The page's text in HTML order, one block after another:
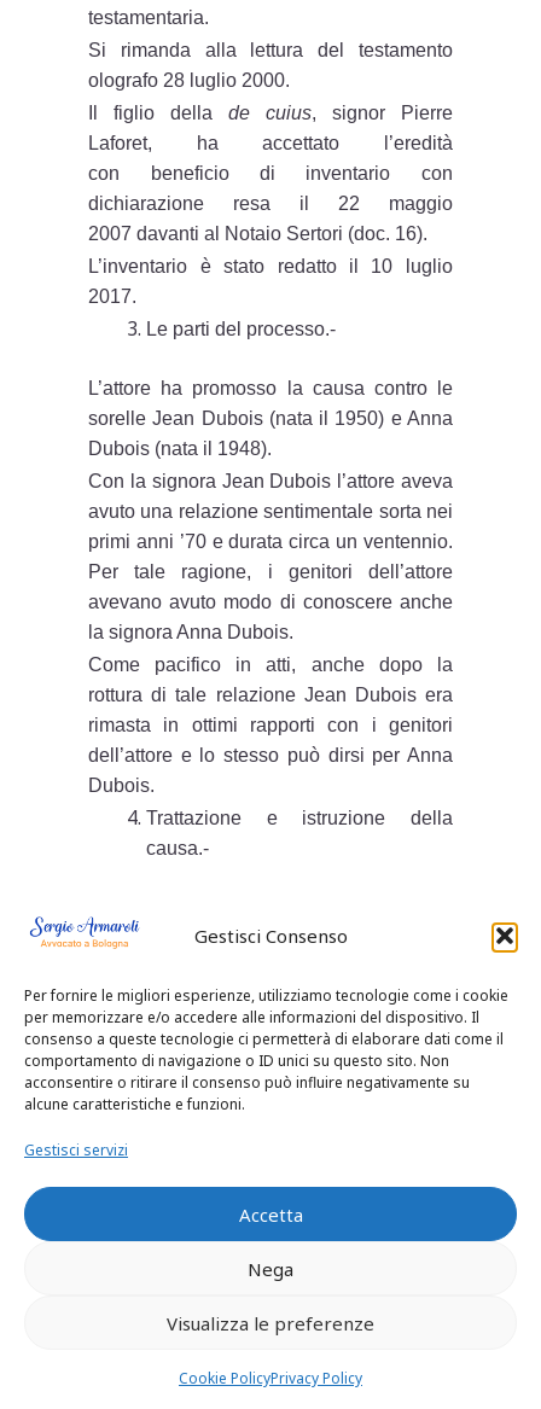
Gestisci Consenso
Per fornire le migliori esperienze, utilizziamo tecnologie come i cookie
per memorizzare e/o accedere alle informazioni del dispositivo. Il
consenso a queste tecnologie ci permetterà di elaborare dati come il
comportamento di navigazione o ID unici su questo sito. Non
acconsentire o ritirare il consenso può influire negativamente su
alcune caratteristiche e funzioni.
Gestisci servizi
Accetta
Nega
Visualizza le preferenze
Cookie PolicyPrivacy Policy
testamentaria.
Si rimanda alla lettura del testamento
olografo 28 luglio 2000.
Il figlio della de cuius, signor Pierre
Laforet, ha accettato l’eredità
con beneficio di inventario con
dichiarazione resa il 22 maggio
2007 davanti al Notaio Sertori (doc. 16).
L’inventario è stato redatto il 10 luglio
2017.
Le parti del processo.-
L’attore ha promosso la causa contro le
sorelle Jean Dubois (nata il 1950) e Anna
Dubois (nata il 1948).
Con la signora Jean Dubois l’attore aveva
avuto una relazione sentimentale sorta nei
primi anni ’70 e durata circa un ventennio.
Per tale ragione, i genitori dell’attore
avevano avuto modo di conoscere anche
la signora Anna Dubois.
Come pacifico in atti, anche dopo la
rottura di tale relazione Jean Dubois era
rimasta in ottimi rapporti con i genitori
dell’attore e lo stesso può dirsi per Anna
Dubois.
Trattazione e istruzione della
causa.-
notificata il 15 giugno 2007 a Jean Dubois
dunque in pendenza delle operazioni di
inventario, è stata istruita con
l’acquisizione dei numerosissimi
documenti prodotti, l’assunzione di prove
(v. la relazione depositata il 3 dicembre
l’audizione delle parti, l’acquisizione di
chiarimenti.
Il mancato accordo tra le parti.-
Era opportuna una soluzione amichevole,